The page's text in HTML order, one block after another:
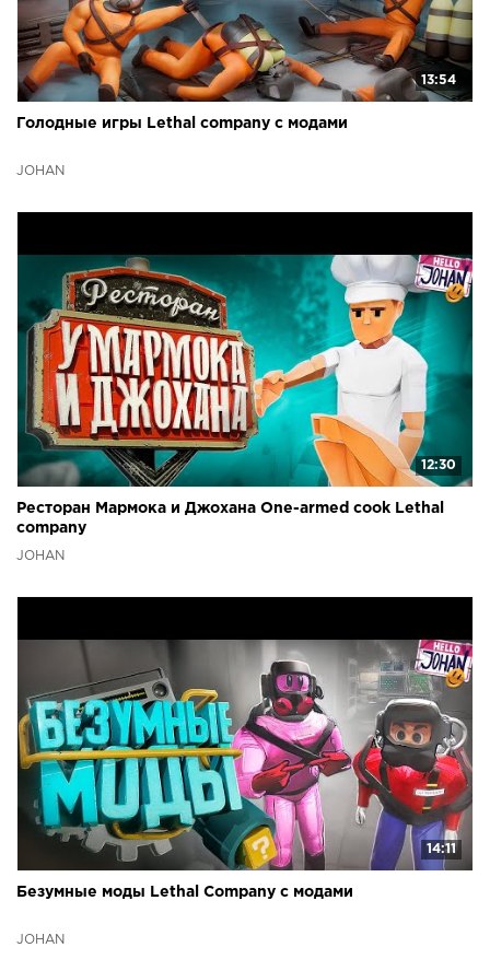
13:54
Голодные игры Lethal company с модами
JOHAN
12:30
Ресторан Мармока и Джохана One-armed cook Lethal
company
JOHAN
14:11
Безумные моды Lethal Company с модами
JOHAN